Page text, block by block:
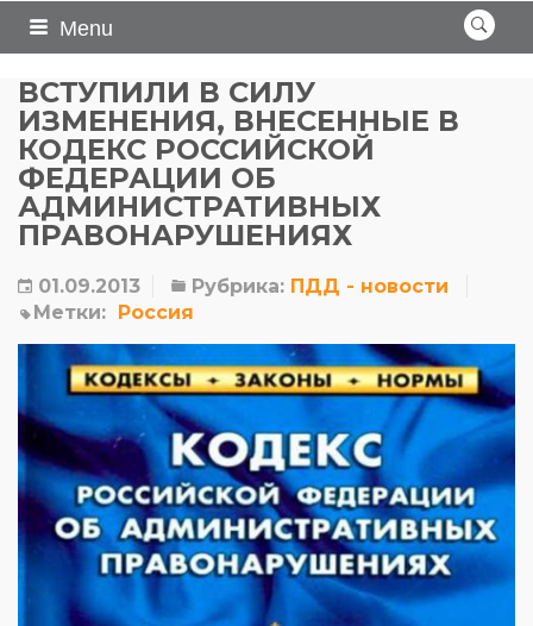
Menu
ВСТУПИЛИ В СИЛУ
ИЗМЕНЕНИЯ, ВНЕСЕННЫЕ В
КОДЕКС РОССИЙСКОЙ
ФЕДЕРАЦИИ ОБ
АДМИНИСТРАТИВНЫХ
ПРАВОНАРУШЕНИЯХ
01.09.2013 Рубрика: ПДД - новости
Метки: Россия